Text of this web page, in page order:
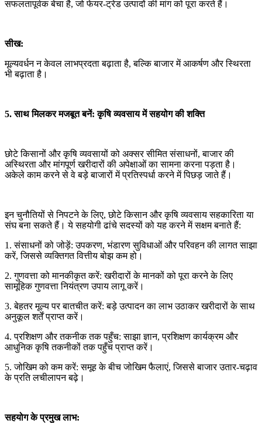
सफलतापूर्वक बेचा है, जो फेयर-ट्रेड उत्पादों की मांग को पूरा करते हैं।
सीख:
मूल्यवर्धन न केवल लाभप्रदता बढ़ाता है, बल्कि बाजार में आकर्षण और स्थिरता
भी बढ़ाता है।
5. साथ मिलकर मजबूत बनें: कृषि व्यवसाय में सहयोग की शक्ति
छोटे किसानों और कृषि व्यवसायों को अक्सर सीमित संसाधनों, बाजार की
अस्थिरता और मांगपूर्ण खरीदारों की अपेक्षाओं का सामना करना पड़ता है।
अकेले काम करने से वे बड़े बाजारों में प्रतिस्पर्धा करने में पिछड़ जाते हैं।
इन चुनौतियों से निपटने के लिए, छोटे किसान और कृषि व्यवसाय सहकारिता या
संघ बना सकते हैं। ये सहयोगी ढांचे सदस्यों को यह करने में सक्षम बनाते हैं:
1. संसाधनों को जोड़ें: उपकरण, भंडारण सुविधाओं और परिवहन की लागत साझा
करें, जिससे व्यक्तिगत वित्तीय बोझ कम हो।
2. गुणवत्ता को मानकीकृत करें: खरीदारों के मानकों को पूरा करने के लिए
सामूहिक गुणवत्ता नियंत्रण उपाय लागू करें।
3. बेहतर मूल्य पर बातचीत करें: बड़े उत्पादन का लाभ उठाकर खरीदारों के साथ
अनुकूल शर्तें प्राप्त करें।
4. प्रशिक्षण और तकनीक तक पहुँच: साझा ज्ञान, प्रशिक्षण कार्यक्रम और
आधुनिक कृषि तकनीकों तक पहुँच प्राप्त करें।
5. जोखिम को कम करें: समूह के बीच जोखिम फैलाएं, जिससे बाजार उतार-चढ़ाव
के प्रति लचीलापन बढ़े।
सहयोग के प्रमुख लाभ: